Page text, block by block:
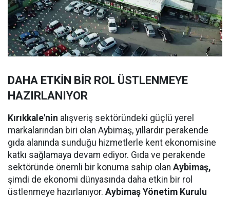
DAHA ETKİN BİR ROL ÜSTLENMEYE
HAZIRLANIYOR
Kırıkkale'nin alışveriş sektöründeki güçlü yerel
markalarından biri olan Aybimaş, yıllardır perakende
gıda alanında sunduğu hizmetlerle kent ekonomisine
katkı sağlamaya devam ediyor. Gıda ve perakende
sektöründe önemli bir konuma sahip olan Aybimaş,
şimdi de ekonomi dünyasında daha etkin bir rol
üstlenmeye hazırlanıyor. Aybimaş Yönetim Kurulu